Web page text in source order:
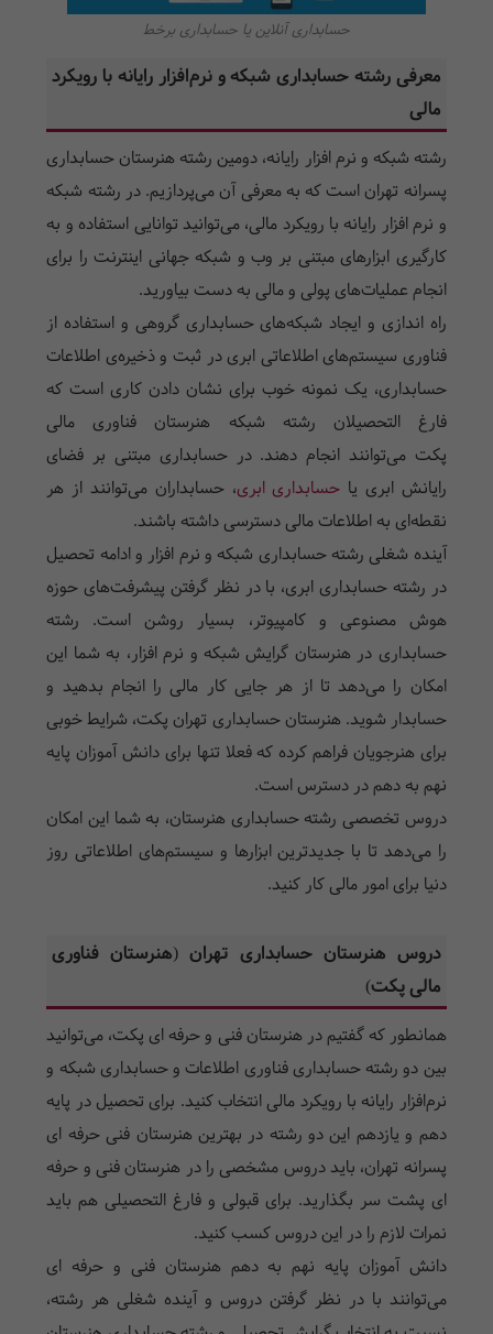
حسابداری آنلاین یا حسابداری برخط
معرفی رشته حسابداری شبکه و نرم‌افزار رایانه با رویکرد
مالی
رشته شبکه و نرم افزار رایانه، دومین رشته هنرستان حسابداری
پسرانه تهران است که به معرفی آن می‌پردازیم. در رشته شبکه
و نرم افزار رایانه با رویکرد مالی، می‌توانید توانایی استفاده و به
کارگیری ابزار‌های مبتنی بر وب و شبکه جهانی اینترنت را برای
انجام عملیات‌های پولی و مالی به دست بیاورید.
راه اندازی و ایجاد شبکه‌های حسابداری گروهی و استفاده از
فناوری سیستم‌های اطلاعاتی ابری در ثبت و ذخیره‌ی اطلاعات
حسابداری، یک نمونه خوب برای نشان دادن کاری است که
فارغ التحصیلان رشته شبکه هنرستان فناوری مالی
پکتمی‌توانند انجام دهند. در حسابداری مبتنی بر فضای
رایانش ابری یا حسابداری ابری، حسابداران می‌توانند از هر
نقطه‌ای به اطلاعات مالی دسترسی داشته باشند.
آینده شغلی رشته حسابداری شبکه و نرم افزار و ادامه تحصیل
در رشته حسابداری ابری، با در نظر گرفتن پیشرفت‌های حوزه
هوش مصنوعی و کامپیوتر، بسیار روشن است. رشته
حسابداری در هنرستان گرایش شبکه و نرم افزار، به شما این
امکان را می‌دهد تا از هر جایی کار مالی را انجام بدهید و
حسابدار شوید. هنرستان حسابداری تهران پکت، شرایط خوبی
برای هنرجویان فراهم کرده که فعلا تنها برای دانش آموزان پایه
نهم به دهم در دسترس است.
دروس تخصصی رشته حسابداری هنرستان، به شما این امکان
را می‌دهد تا با جدیدترین ابزارها و سیستم‌های اطلاعاتی روز
دنیا برای امور مالی کار کنید.
دروس هنرستان حسابداری تهران (هنرستان فناوری
مالی پکت)
همانطور که گفتیم در هنرستان فنی و حرفه ای پکت، می‌توانید
بین دو رشته حسابداری فناوری اطلاعات و حسابداری شبکه و
نرم‌افزار رایانه با رویکرد مالی انتخاب کنید. برای تحصیل در پایه
دهم و یازدهم این دو رشته در بهترین هنرستان فنی حرفه ای
پسرانه تهران، باید دروس مشخصی را در هنرستان فنی و حرفه
ای پشت سر بگذارید. برای قبولی و فارغ التحصیلی هم باید
نمرات لازم را در این دروس کسب کنید.
دانش آموزان پایه نهم به دهم هنرستان فنی و حرفه ای
می‌توانند با در نظر گرفتن دروس و آینده شغلی هر رشته،